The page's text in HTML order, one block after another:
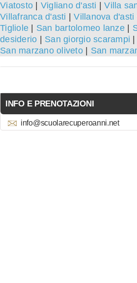
Viatosto
Vigliano d'asti |Villa
Villafranca d'asti |Villanova d'asti
Tigliole
San bartolomeo lanze|
desiderio
San giorgio scarampi
San marzano oliveto| San
INFO E PRENOTAZIONI
info@scuolarecuperoanni.net